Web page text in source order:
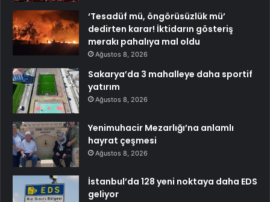
‘Tesadüf mü, öngörüsüzlük mü’
dedirten karar! İktidarın gösteriş
merakı pahalıya mal oldu
Ağustos 8, 2026
Sakarya’da 3 mahalleye daha sportif
yatırım
Ağustos 8, 2026
Yenimuhacir Mezarlığı’na anlamlı
hayrat çeşmesi
Ağustos 8, 2026
İstanbul’da 128 yeni noktaya daha EDS
geliyor